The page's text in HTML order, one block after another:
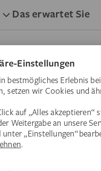
Das erwartet Sie